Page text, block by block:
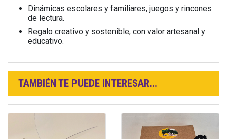
Dinámicas escolares y familiares, juegos y rincones
de lectura.
Regalo creativo y sostenible, con valor artesanal y
educativo.
TAMBIÉN TE PUEDE INTERESAR...